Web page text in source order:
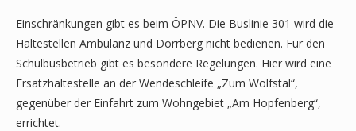
Einschränkungen gibt es beim ÖPNV. Die Buslinie 301 wird die
Haltestellen Ambulanz und Dörrberg nicht bedienen. Für den
Schulbusbetrieb gibt es besondere Regelungen. Hier wird eine
Ersatzhaltestelle an der Wendeschleife „Zum Wolfstal“,
gegenüber der Einfahrt zum Wohngebiet „Am Hopfenberg“,
errichtet.